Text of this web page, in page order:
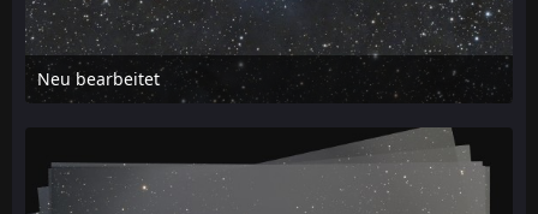
Neu bearbeitet
6. April 2021 um 23:45